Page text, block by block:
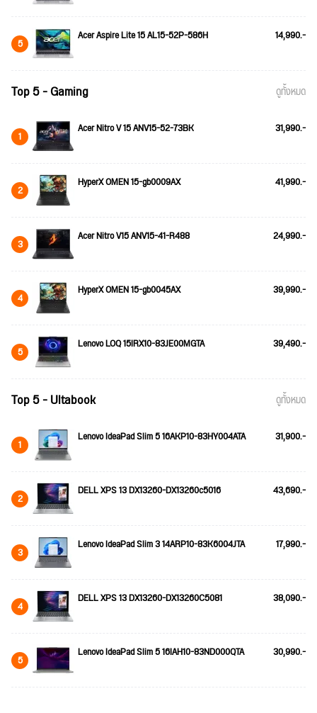
5 Acer Aspire Lite 15 AL15-52P-586H 14,990.-
Top 5 - Gaming ดูทั้งหมด
1 Acer Nitro V 15 ANV15-52-73BK 31,990.-
2 HyperX OMEN 15-gb0009AX 41,990.-
3 Acer Nitro V15 ANV15-41-R488 24,990.-
4 HyperX OMEN 15-gb0045AX 39,990.-
5 Lenovo LOQ 15IRX10-83JE00MGTA 39,490.-
Top 5 - Ultabook ดูทั้งหมด
1 Lenovo IdeaPad Slim 5 16AKP10-83HY004ATA 31,900.-
2 DELL XPS 13 DX13260-DX13260c5016 43,690.-
3 Lenovo IdeaPad Slim 3 14ARP10-83K6004JTA 17,990.-
4 DELL XPS 13 DX13260-DX13260C5081 38,090.-
5 Lenovo IdeaPad Slim 5 16IAH10-83ND000QTA 30,990.-